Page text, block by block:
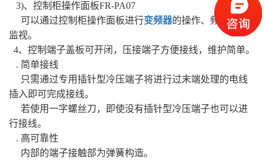
3)、控制柜操作面板FR-PA07
可以通过控制柜操作面板进行变频器的操作、频率等的
监视。
4、控制端子盖板可开闭，压接端子方便接线，维护简单。
. 简单接线
只需通过专用插针型冷压端子将进行过末端处理的电线
插入即可完成接线。
若使用一字螺丝刀，即使没有插针型冷压端子也可以进
行接线。
. 高可靠性
内部的端子接触部为弹簧构造。